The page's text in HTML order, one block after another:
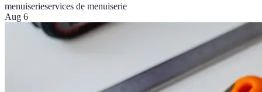
menuiserieservices de menuiserie
Aug 6